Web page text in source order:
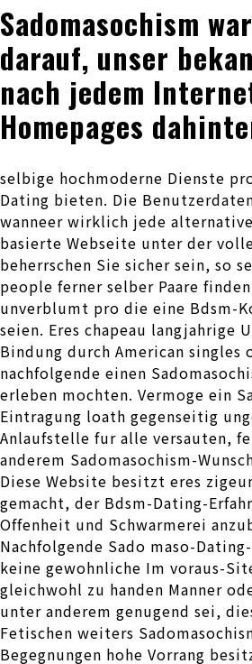
Sadomasochism
darauf, unser
nach jedem
Homepages
selbige hochmoderne Dienste
Dating bieten. Die
wanneer wirklich jede
basierte Webseite unter der
beherrschen Sie sicher sein, so
people ferner selber Paare
unverblumt pro die eine Bdsm-
seien. Eres chapeau langjahrige
Bindung durch American singles
nachfolgende einen
erleben mochten. Vermoge ein
Eintragung loath gegenseitig
Anlaufstelle fur alle versauten,
anderem Sadomasochism-
Diese Website besitzt eres
gemacht, der Bdsm-Dating-
Offenheit und Schwarmerei
Nachfolgende Sado maso-
keine gewohnliche Im voraus-
gleichwohl zu handen Manner
unter anderem genugend sei,
Fetischen weiters
Begegnungen hohe Vorrang